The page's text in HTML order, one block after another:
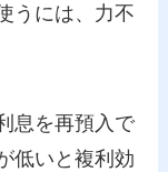
うには、力不
息を再預入で
低いと複利効